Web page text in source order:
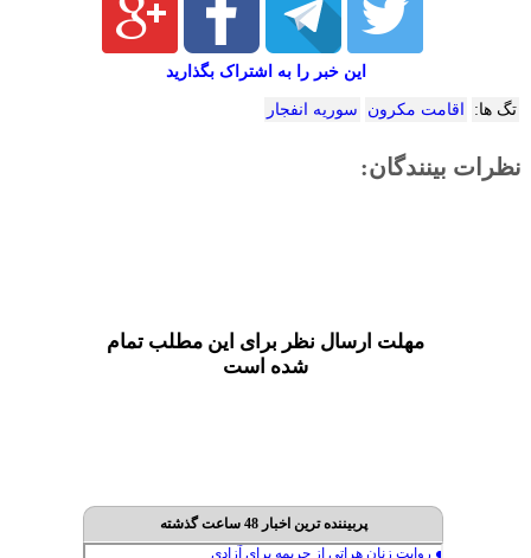
این خبر را به اشتراک بگذارید
تگ ها: اقامت مکرون سوریه انفجار
نظرات بینندگان:
مهلت ارسال نظر برای این مطلب تمام
شده است
پربیننده ترین اخبار 48 ساعت گذشته